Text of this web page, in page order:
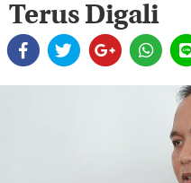
Terus Digali